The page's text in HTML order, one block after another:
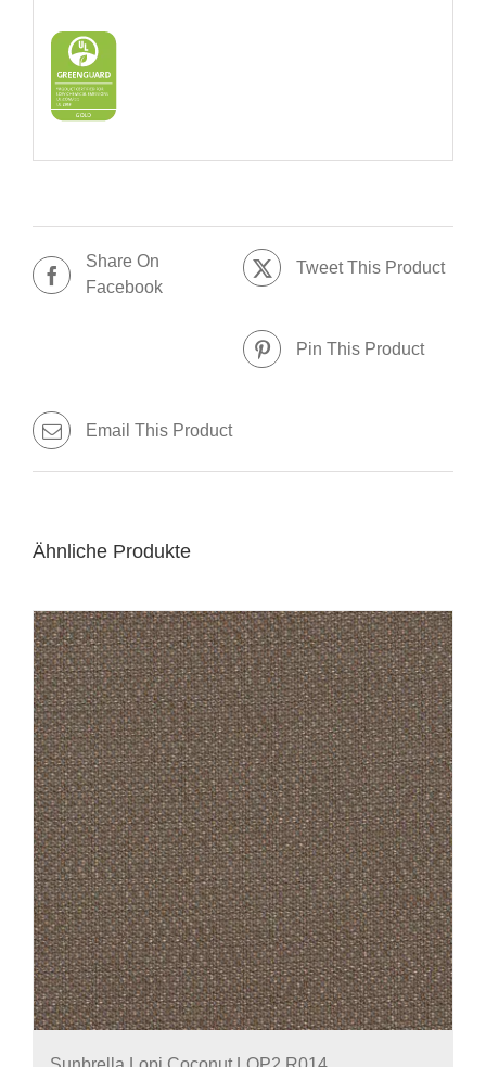
Share On
Facebook
Tweet This Product
Pin This Product
Email This Product
Ähnliche Produkte